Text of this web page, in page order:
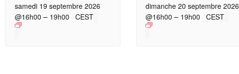
samedi 19 septembre 2026
@16h00 – 19h00 CEST
dimanche 20 septembre 2026
@16h00 – 19h00 CEST